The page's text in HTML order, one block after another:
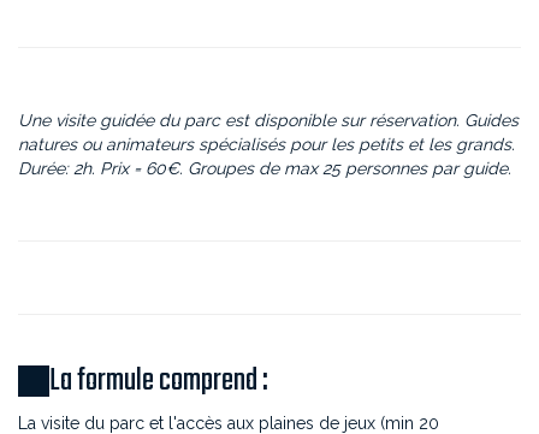
Une visite guidée du parc est disponible sur réservation. Guides
natures ou animateurs spécialisés pour les petits et les grands.
Durée: 2h. Prix = 60€. Groupes de max 25 personnes par guide.
La formule comprend :
La visite du parc et l'accès aux plaines de jeux (min 20